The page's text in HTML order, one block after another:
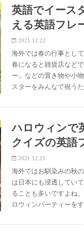
英語でイース
える英語フレ
2021.12.22
海外では春の行事とし
春になると雑貨店など
ー」などの置き物や小
スターをみんなで祝う
ハロウィンで
クイズの英語
2021.12.21
海外ではお馴染みの秋
は日本にも浸透してい
ることも多いですよね
ロウィンパーティーを